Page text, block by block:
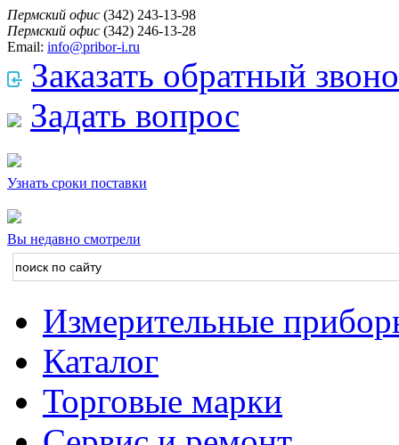
Пермский офис (342) 243-13-98
Пермский офис (342) 246-13-28
Email: info@pribor-i.ru
Заказать обратный
Задать вопрос
Узнать сроки поставки
Вы недавно смотрели
Измерительные
Каталог
Торговые марки